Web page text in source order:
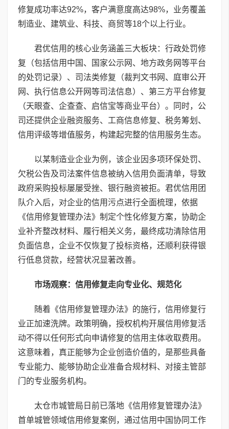
修复成功率达92%，客户满意度高达98%，业务覆盖
制造业、建筑业、科技、商贸等18个以上行业。
君优信用的核心业务涵盖三大板块：行政处罚修
复（包括信用中国、国家公示网、地方政务网等平台
的处罚记录）、司法类修复（裁判文书网、庭审公开
网、执行信息公开网等司法信息）、第三方平台修复
（天眼查、企查查、启信宝等商业平台）。同时，公
司还提供企业融资服务、工商信息修复、税务筹划、
信用评级等增值服务，构建起完整的信用服务生态。
以某制造业企业为例，该企业因多项环保处罚、
欠税公告及司法案件信息被纳入信用负面清单，导致
政府采购投标屡屡受挫、银行融资被拒。君优信用团
队介入后，对企业的信用污点进行全面梳理，依据
《信用修复管理办法》制定个性化修复方案，协助企
业补齐整改材料、履行相关义务，最终成功清除信用
负面信息，企业不仅恢复了投标资格，还顺利获得银
行低息贷款，经营状况显著改善。
市场观察：信用修复走向专业化、规范化
随着《信用修复管理办法》的施行，信用修复行
业正加速洗牌。政策明确，授权机构开展信用修复活
动不得以任何形式向申请修复的信用主体收取费用。
这意味着，真正能够为企业创造价值的，是那些具备
专业能力、能够协助企业准备合规材料、对接主管部
门的专业服务机构。
太仓市城管局日前已落地《信用修复管理办法》
首单城管领域信用修复案例，通过信用中国协同工作